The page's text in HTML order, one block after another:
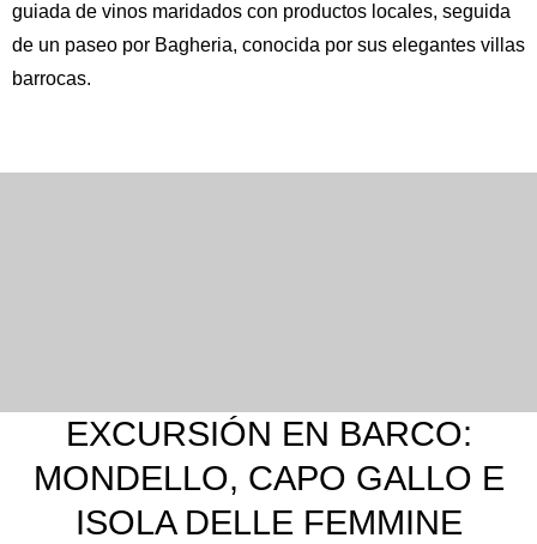
guiada de vinos maridados con productos locales, seguida
de un paseo por Bagheria, conocida por sus elegantes villas
barrocas.
EXCURSIÓN EN BARCO:
MONDELLO, CAPO GALLO E
ISOLA DELLE FEMMINE